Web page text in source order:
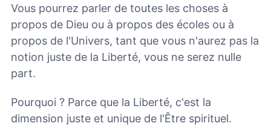
Vous pourrez parler de toutes les choses à
propos de Dieu ou à propos des écoles ou à
propos de l'Univers, tant que vous n'aurez pas la
notion juste de la Liberté, vous ne serez nulle
part.
Pourquoi ? Parce que la Liberté, c'est la
dimension juste et unique de l'Être spirituel.